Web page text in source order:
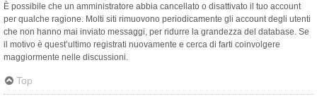
È possibile che un amministratore abbia cancellato o disattivato il tuo account
per qualche ragione. Molti siti rimuovono periodicamente gli account degli utenti
che non hanno mai inviato messaggi, per ridurre la grandezza del database. Se
il motivo è quest’ultimo registrati nuovamente e cerca di farti coinvolgere
maggiormente nelle discussioni.
Top